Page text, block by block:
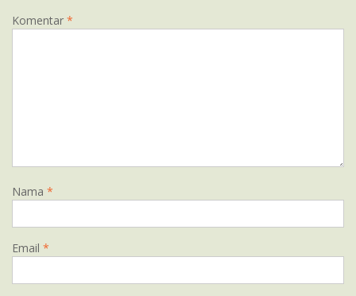
Komentar *
Nama *
Email *